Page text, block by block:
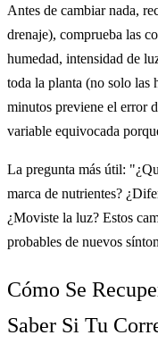
Antes de cambiar nada,
drenaje), comprueba las
humedad, intensidad de
toda la planta (no solo las
minutos previene el error
variable equivocada
La pregunta más útil:
marca de nutrientes?
¿Moviste la luz? Estos
probables de nuevos
Cómo Se
Saber Si Tu